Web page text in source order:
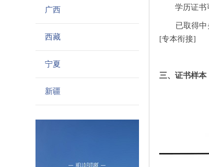
广西
西藏
宁夏
新疆
学历证书可
已取得中央
[专本衔接]
三、证书样本